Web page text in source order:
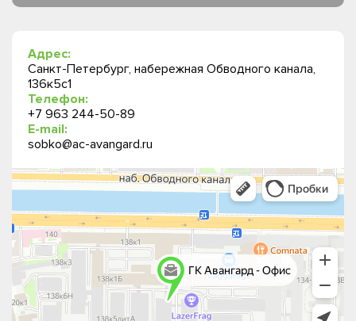
Адрес:
Санкт-Петербург, набережная Обводного канала,
136к5с1
Телефон:
+7 963 244-50-89
E-mail:
sobko@ac-avangard.ru